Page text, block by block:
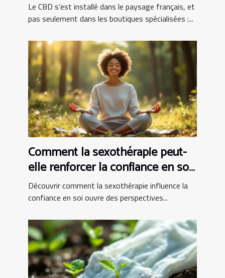
Le CBD s’est installé dans le paysage français, et
pas seulement dans les boutiques spécialisées :...
Comment la sexothérapie peut-
elle renforcer la confiance en soi
?
Découvrir comment la sexothérapie influence la
confiance en soi ouvre des perspectives...